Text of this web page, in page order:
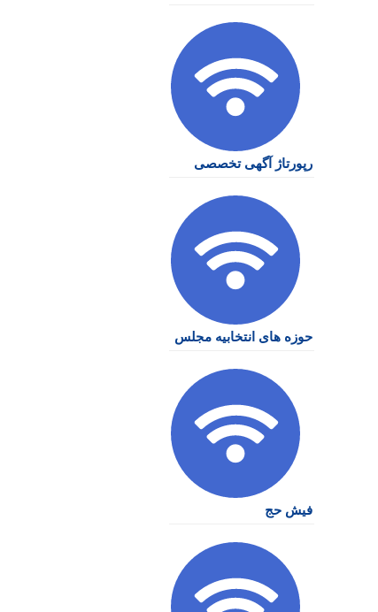
رپورتاژ آگهی تخصصی
حوزه های انتخابیه مجلس
فیش حج